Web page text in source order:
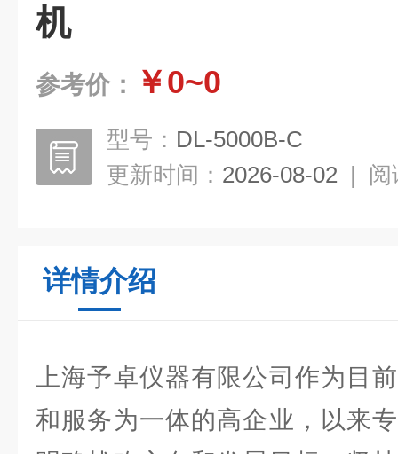
机
参考价： ￥0~0
型号： DL-5000B-C
更新时间： 2026-08-02 | 阅
详情介绍
上海予卓仪器有限公司作为目
和服务为一体的高企业，以来